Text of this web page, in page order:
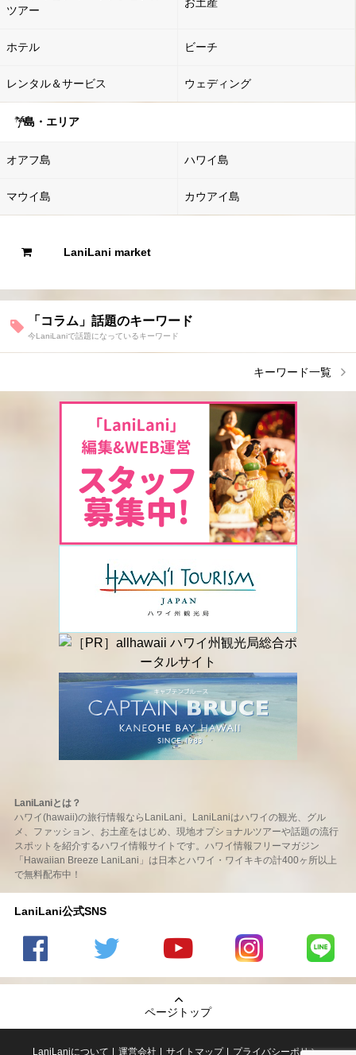
ツアー
ホテル ビーチ
レンタル＆サービス ウェディング
島・エリア
オアフ島 ハワイ島
マウイ島 カウアイ島
LaniLani market
「コラム」話題のキーワード
今LaniLaniで話題になっているキーワード
キーワード一覧
LaniLaniとは？
ハワイ(hawaii)の旅行情報ならLaniLani。LaniLaniはハワイの観光、グル
メ、ファッション、お土産をはじめ、現地オプショナルツアーや話題の流行
スポットを紹介するハワイ情報サイトです。ハワイ情報フリーマガジン
「Hawaiian Breeze LaniLani」は日本とハワイ・ワイキキの計400ヶ所以上
で無料配布中！
LaniLani公式SNS
の
のtwitter
の
Youtube
チャンネ
LaniLani
LaniLani
ページトップ
LaniLaniについて 運営会社 サイトマップ プライバシーポリシー